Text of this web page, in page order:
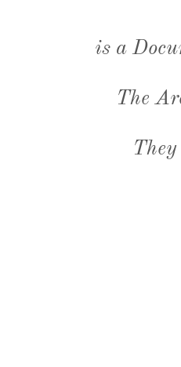
is a
The